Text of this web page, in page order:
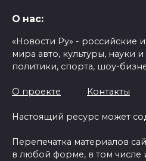
О нас:
«Новости Ру» - российские
мира авто, культуры, науки
политики, спорта, шоу-
О проекте Контакты
Настоящий ресурс может
Перепечатка материалов
в любой форме, в том